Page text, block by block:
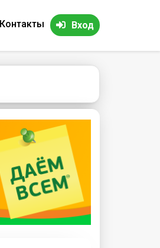
Контакты Вход